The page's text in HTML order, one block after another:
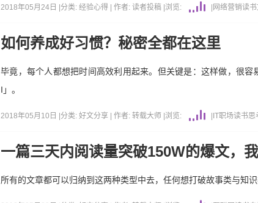
2018年05月24日 | 分类: 经验心得 | 作者: 读者投稿 浏览: 网络营销读书
如何养成好习惯？秘密全都在这里
毕竟，每个人都想把时间高效利用起来。但关键是：这样做，很
I」。
2018年05月10日 | 分类: 好文分享 | 作者: 转载大师 浏览: IT职场读书思
一篇三天内阅读量突破150W的爆文，
所有的文章都可以归纳到这两种类型中去，任何想打破故事类与知